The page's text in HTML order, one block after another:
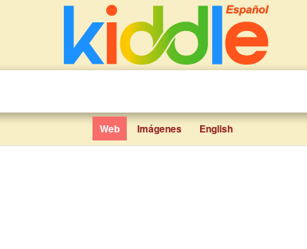
Web Imágenes English